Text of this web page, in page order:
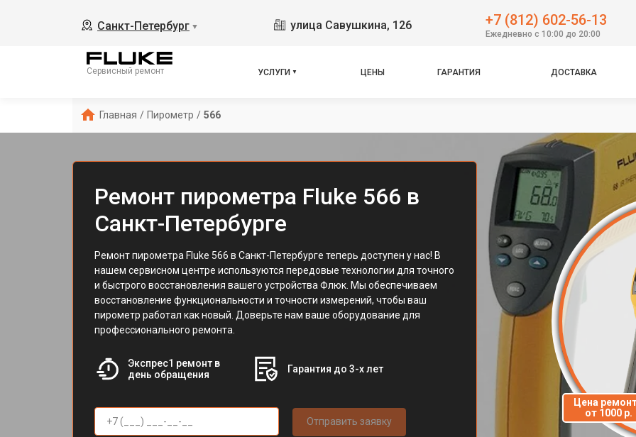
Санкт-Петербург ▼ улица Савушкина, 126 +7 (812) 602-56-13
Ежедневно с 10:00 до 20:00
Сервисный ремонт УСЛУГИ ЦЕНЫ ГАРАНТИЯ ДОСТАВКА
Главная / Пирометр / 566
Ремонт пирометра Fluke 566 в
Санкт-Петербурге
Ремонт пирометра Fluke 566 в Санкт-Петербурге теперь доступен у нас! В
нашем сервисном центре используются передовые технологии для точного
и быстрого восстановления вашего устройства Флюк. Мы обеспечиваем
восстановление функциональности и точности измерений, чтобы ваш
пирометр работал как новый. Доверьте нам ваше оборудование для
профессионального ремонта.
Экспрес1 ремонт в
день обращения
Гарантия до 3-х лет
Отправить заявку
Цена
от 1000 р.